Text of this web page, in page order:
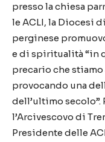
presso la chiesa
le ACLI, la Diocesi
perginese
e di spiritualità “in
precario che stiamo
provocando una
dell’ultimo secolo”.
l’Arcivescovo di
Presidente delle